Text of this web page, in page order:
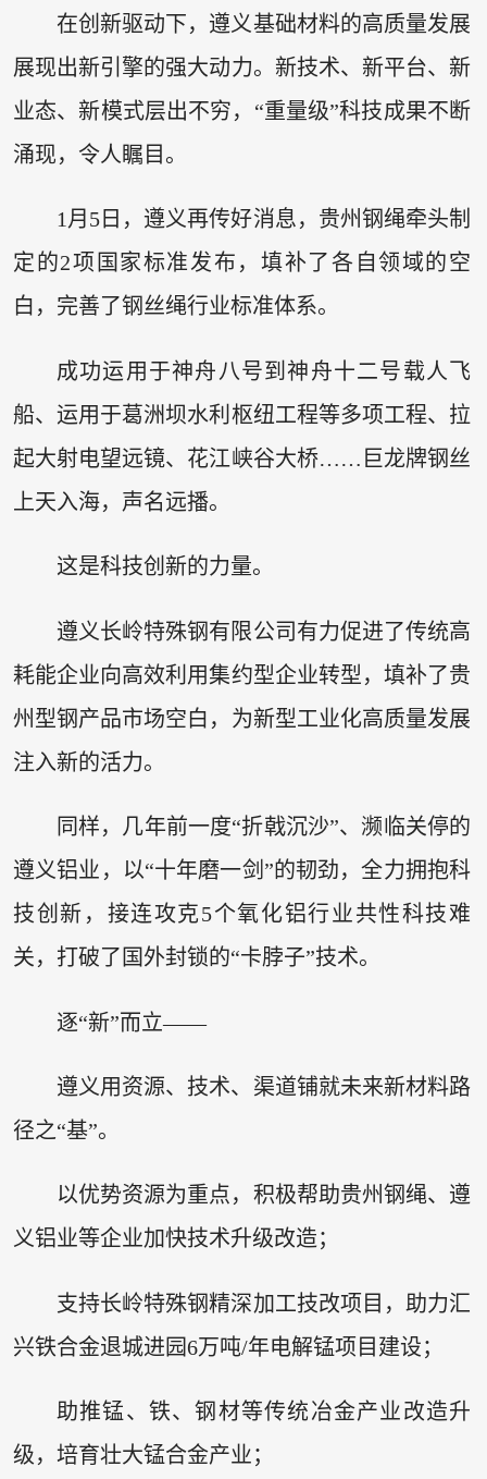
在创新驱动下，遵义基础材料的高质量发展
展现出新引擎的强大动力。新技术、新平台、新
业态、新模式层出不穷，“重量级”科技成果不断
涌现，令人瞩目。
1月5日，遵义再传好消息，贵州钢绳牵头制
定的2项国家标准发布，填补了各自领域的空
白，完善了钢丝绳行业标准体系。
成功运用于神舟八号到神舟十二号载人飞
船、运用于葛洲坝水利枢纽工程等多项工程、拉
起大射电望远镜、花江峡谷大桥……巨龙牌钢丝
上天入海，声名远播。
这是科技创新的力量。
遵义长岭特殊钢有限公司有力促进了传统高
耗能企业向高效利用集约型企业转型，填补了贵
州型钢产品市场空白，为新型工业化高质量发展
注入新的活力。
同样，几年前一度“折戟沉沙”、濒临关停的
遵义铝业，以“十年磨一剑”的韧劲，全力拥抱科
技创新，接连攻克5个氧化铝行业共性科技难
关，打破了国外封锁的“卡脖子”技术。
逐“新”而立——
遵义用资源、技术、渠道铺就未来新材料路
径之“基”。
以优势资源为重点，积极帮助贵州钢绳、遵
义铝业等企业加快技术升级改造；
支持长岭特殊钢精深加工技改项目，助力汇
兴铁合金退城进园6万吨/年电解锰项目建设；
助推锰、铁、钢材等传统冶金产业改造升
级，培育壮大锰合金产业；